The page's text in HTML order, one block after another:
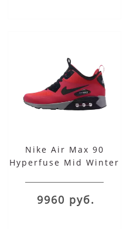
Nike Air Max 90
Hyperfuse Mid Winter
9960 руб.